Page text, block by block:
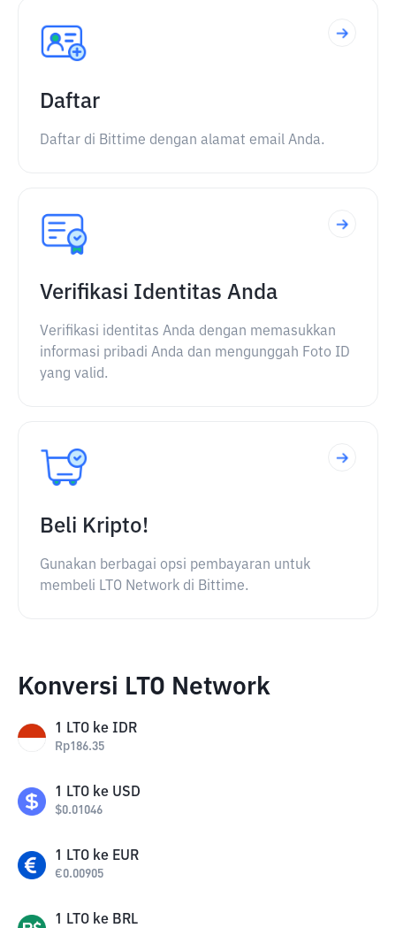
Daftar
Daftar di Bittime dengan alamat email Anda.
Verifikasi Identitas Anda
Verifikasi identitas Anda dengan memasukkan
informasi pribadi Anda dan mengunggah Foto ID
yang valid.
Beli Kripto!
Gunakan berbagai opsi pembayaran untuk
membeli LTO Network di Bittime.
Konversi LTO Network
1 LTO ke IDR
Rp186.35
1 LTO ke USD
$0.01046
1 LTO ke EUR
€0.00905
1 LTO ke BRL